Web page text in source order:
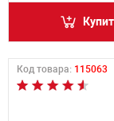
Код товара: 115063